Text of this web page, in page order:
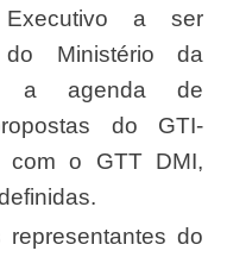
a ser
Ministério da
a agenda de
do GTI-
com o GTT DMI,